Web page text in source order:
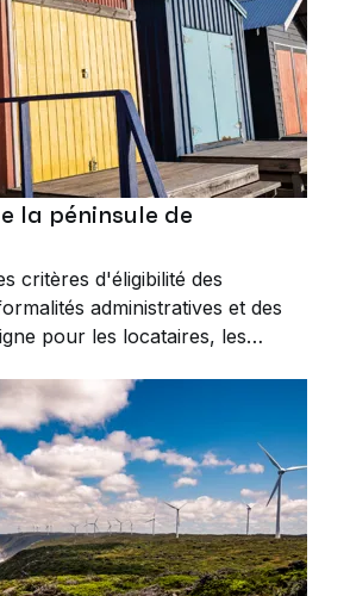
la péninsule de
critères d'éligibilité des
administratives et des
pour les locataires, les